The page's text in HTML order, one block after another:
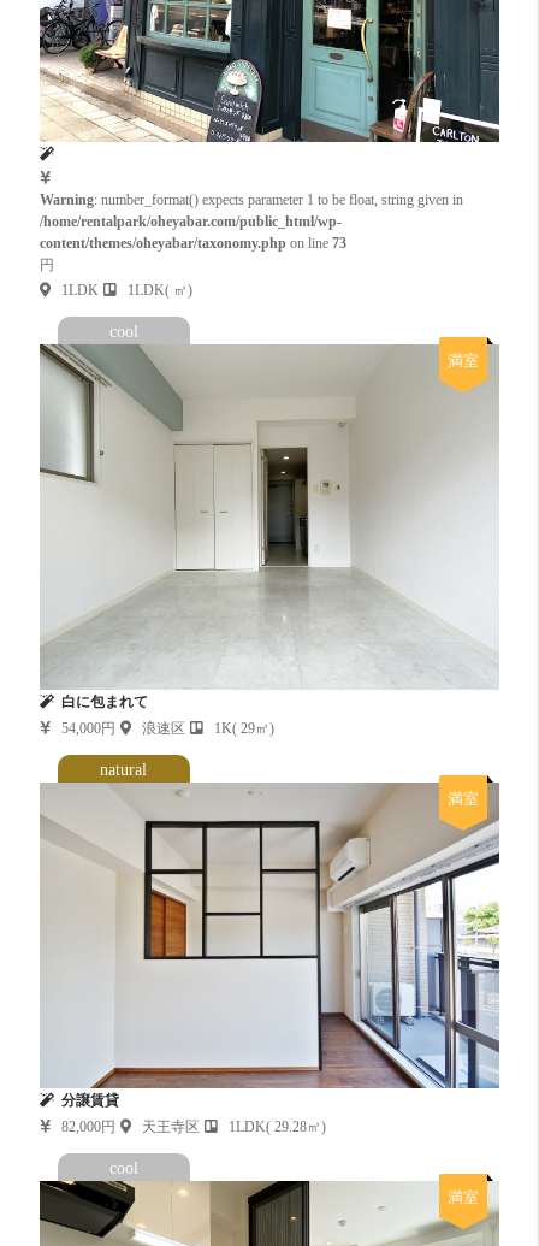
Warning: number_format() expects parameter 1 to be float, string given in
/home/rentalpark/oheyabar.com/public_html/wp-
content/themes/oheyabar/taxonomy.php on line 73
円
1LDK
1LDK( ㎡)
cool
満室
白に包まれて
54,000円
浪速区 1K( 29㎡)
natural
満室
分譲賃貸
82,000円
天王寺区 1LDK( 29.28㎡)
cool
満室